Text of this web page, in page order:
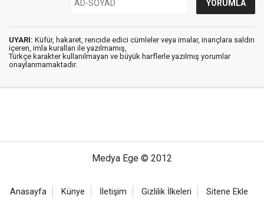
UYARI: Küfür, hakaret, rencide edici cümleler veya imalar, inançlara saldırı
içeren, imla kuralları ile yazılmamış,
Türkçe karakter kullanılmayan ve büyük harflerle yazılmış yorumlar
onaylanmamaktadır.
Medya Ege © 2012
Anasayfa Künye İletişim Gizlilik İlkeleri Sitene Ekle